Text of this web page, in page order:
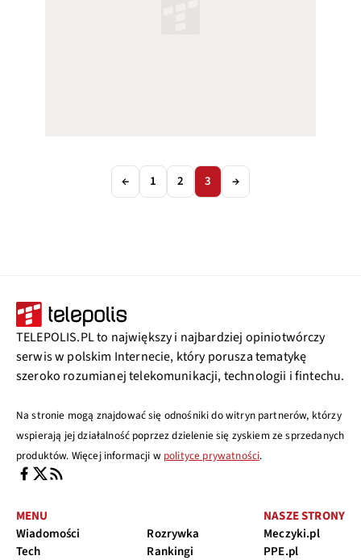
← 1 2 3 →
TELEPOLIS.PL to największy i najbardziej opiniotwórczy
serwis w polskim Internecie, który porusza tematykę
szeroko rozumianej telekomunikacji, technologii i fintechu.
Na stronie mogą znajdować się odnośniki do witryn partnerów, którzy
wspierają jej działalność poprzez dzielenie się zyskiem ze sprzedanych
produktów. Więcej informacji w polityce prywatności.
MENU
Wiadomości
Tech
Rozrywka
Rankingi
NASZE STRONY
Meczyki.pl
PPE.pl